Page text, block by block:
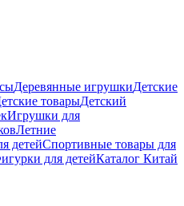
Деревянные игрушкиДетские
товарыДетский
Игрушки для
Летние
детейСпортивные товары для
для детейКаталог Китай